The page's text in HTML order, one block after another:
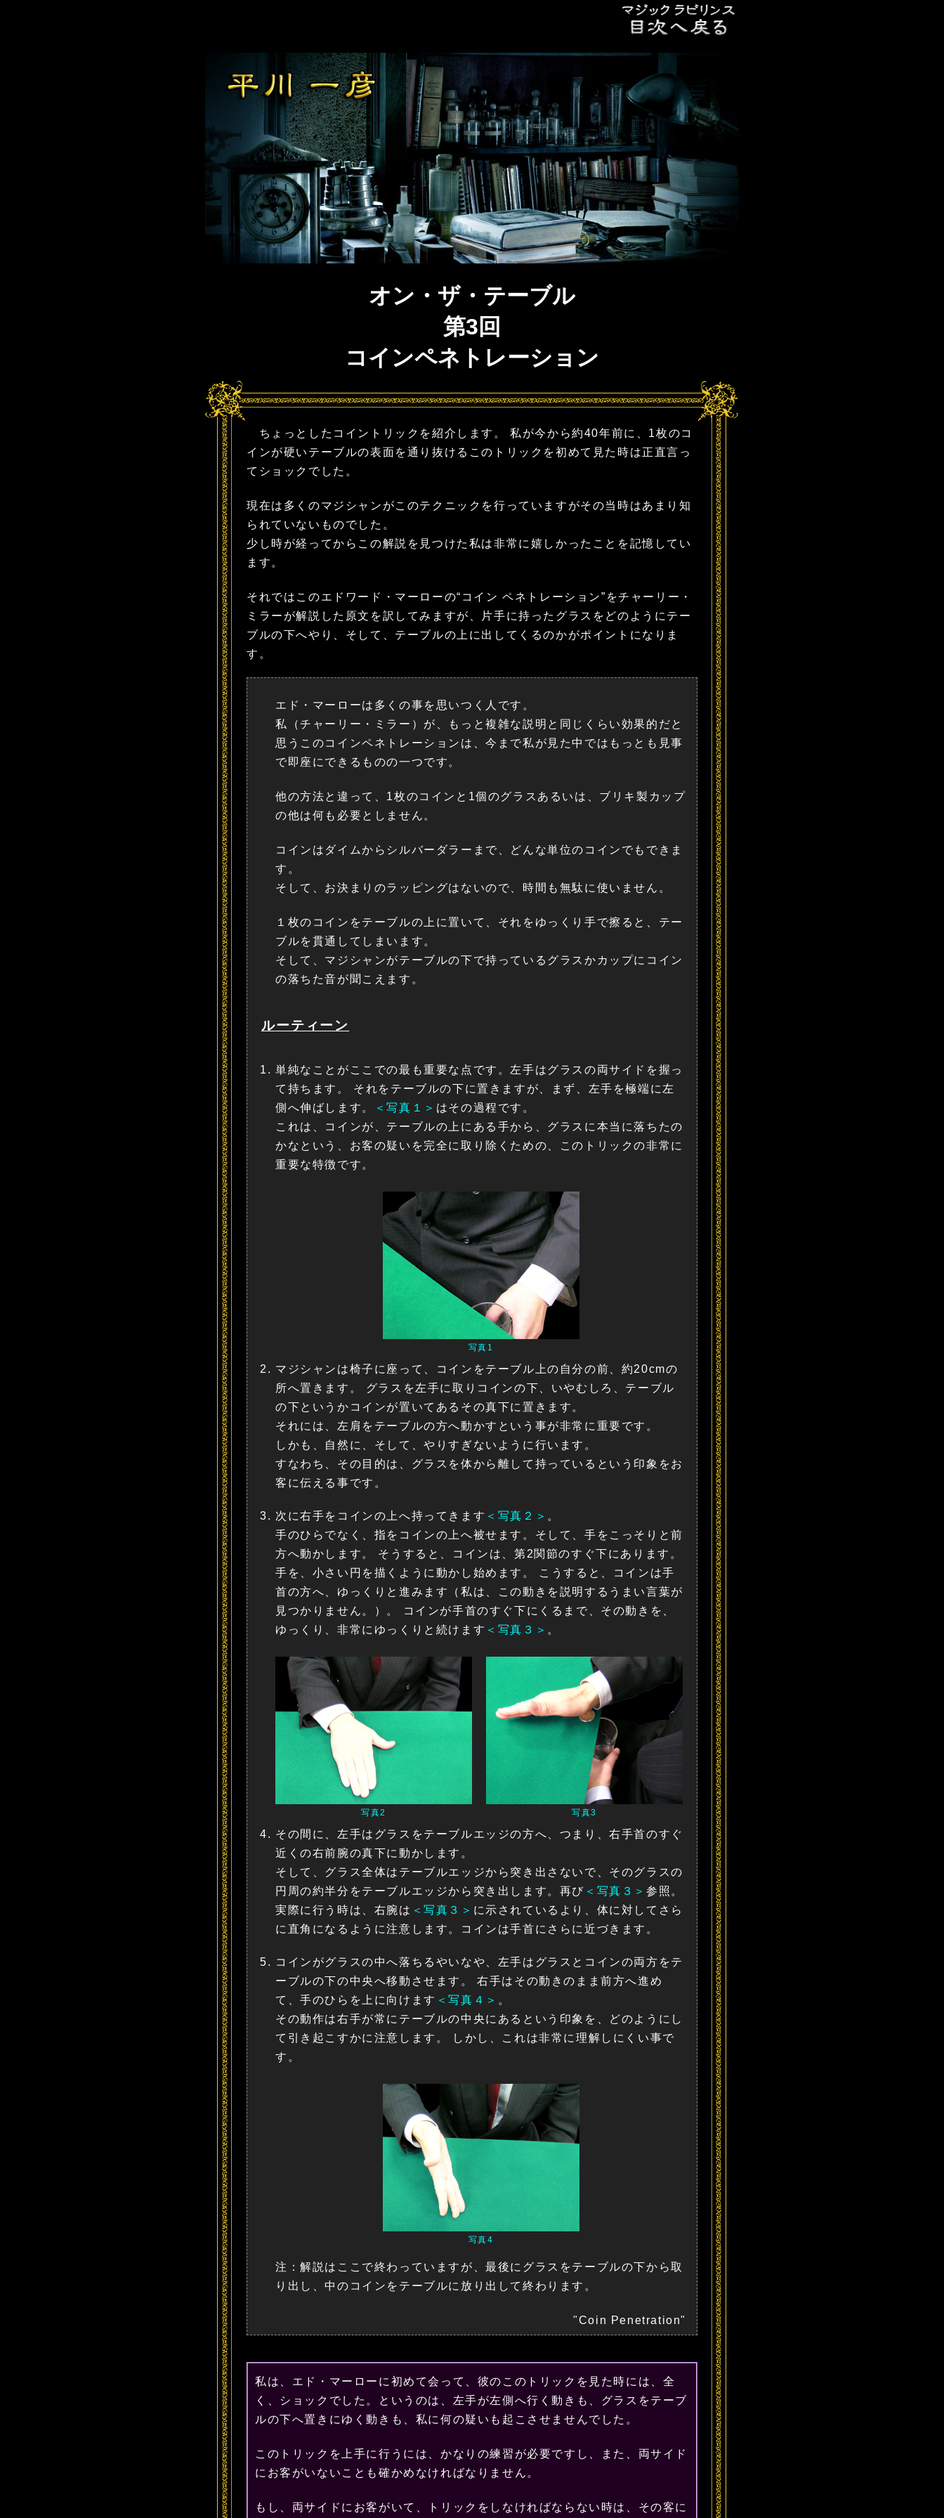
オン・ザ・テーブル
第3回
コインペネトレーション
ちょっとしたコイントリックを紹介します。 私が今から約40年前に、1枚のコ
インが硬いテーブルの表面を通り抜けるこのトリックを初めて見た時は正直言っ
てショックでした。
現在は多くのマジシャンがこのテクニックを行っていますがその当時はあまり知
られていないものでした。
少し時が経ってからこの解説を見つけた私は非常に嬉しかったことを記憶してい
ます。
それではこのエドワード・マーローの“コイン ペネトレーション”をチャーリー・
ミラーが解説した原文を訳してみますが、片手に持ったグラスをどのようにテー
ブルの下へやり、そして、テーブルの上に出してくるのかがポイントになりま
す。
エド・マーローは多くの事を思いつく人です。
私（チャーリー・ミラー）が、もっと複雑な説明と同じくらい効果的だと
思うこのコインペネトレーションは、今まで私が見た中ではもっとも見事
で即座にできるものの一つです。
他の方法と違って、1枚のコインと1個のグラスあるいは、ブリキ製カップ
の他は何も必要としません。
コインはダイムからシルバーダラーまで、どんな単位のコインでもできま
す。
そして、お決まりのラッピングはないので、時間も無駄に使いません。
１枚のコインをテーブルの上に置いて、それをゆっくり手で擦ると、テー
ブルを貫通してしまいます。
そして、マジシャンがテーブルの下で持っているグラスかカップにコイン
の落ちた音が聞こえます。
ルーティーン
単純なことがここでの最も重要な点です。左手はグラスの両サイドを握っ
て持ちます。 それをテーブルの下に置きますが、まず、左手を極端に左
側へ伸ばします。
＜写真１＞ はその過程です。
これは、コインが、テーブルの上にある手から、グラスに本当に落ちたの
かなという、お客の疑いを完全に取り除くための、このトリックの非常に
重要な特徴です。
写真1
マジシャンは椅子に座って、コインをテーブル上の自分の前、約20cmの
所へ置きます。 グラスを左手に取りコインの下、いやむしろ、テーブル
の下というかコインが置いてあるその真下に置きます。
それには、左肩をテーブルの方へ動かすという事が非常に重要です。
しかも、自然に、そして、やりすぎないように行います。
すなわち、その目的は、グラスを体から離して持っているという印象をお
客に伝える事です。
次に右手をコインの上へ持ってきます ＜写真２＞ 。
手のひらでなく、指をコインの上へ被せます。そして、手をこっそりと前
方へ動かします。 そうすると、コインは、第2関節のすぐ下にあります。
手を、小さい円を描くように動かし始めます。 こうすると、コインは手
首の方へ、ゆっくりと進みます（私は、この動きを説明するうまい言葉が
見つかりません。）。 コインが手首のすぐ下にくるまで、その動きを、
ゆっくり、非常にゆっくりと続けます ＜写真３＞ 。
写真2 写真3
その間に、左手はグラスをテーブルエッジの方へ、つまり、右手首のすぐ
近くの右前腕の真下に動かします。
そして、グラス全体はテーブルエッジから突き出さないで、そのグラスの
円周の約半分をテーブルエッジから突き出します。再び ＜写真３＞参照。
実際に行う時は、右腕は ＜写真３＞ に示されているより、体に対してさら
に直角になるように注意します。コインは手首にさらに近づきます。
コインがグラスの中へ落ちるやいなや、左手はグラスとコインの両方をテ
ーブルの下の中央へ移動させます。 右手はその動きのまま前方へ進め
て、手のひらを上に向けます ＜写真４＞ 。
その動作は右手が常にテーブルの中央にあるという印象を、どのようにし
て引き起こすかに注意します。 しかし、これは非常に理解しにくい事で
す。
写真4
注：解説はここで終わっていますが、最後にグラスをテーブルの下から取
り出し、中のコインをテーブルに放り出して終わります。
"Coin Penetration"
私は、エド・マーローに初めて会って、彼のこのトリックを見た時には、全
く、ショックでした。というのは、左手が左側へ行く動きも、グラスをテーブ
ルの下へ置きにゆく動きも、私に何の疑いも起こさせませんでした。
このトリックを上手に行うには、かなりの練習が必要ですし、また、両サイド
にお客がいないことも確かめなければなりません。
もし、両サイドにお客がいて、トリックをしなければならない時は、その客に